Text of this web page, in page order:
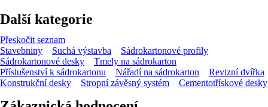
Další kategorie
Přeskočit seznam
Stavebniny
Suchá výstavba
Sádrokartonové profily
Sádrokartonové desky
Tmely na sádrokarton
Příslušenství k sádrokartonu
Nářadí na sádrokarton
Revizní dvířka
Konstrukční desky
Stropní závěsný systém Cementotřískové desky